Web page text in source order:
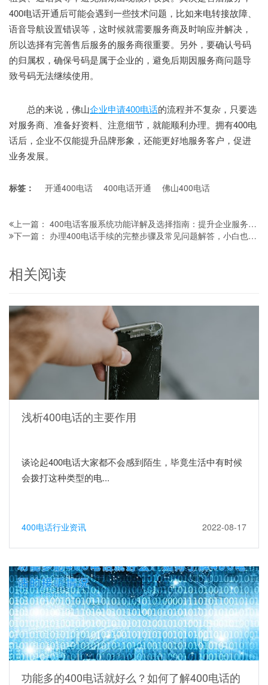
400电话开通后可能会遇到一些技术问题，比如来电转接故障、
语音导航设置错误等，这时候就需要服务商及时响应并解决，
所以选择有完善售后服务的服务商很重要。另外，要确认号码
的归属权，确保号码是属于企业的，避免后期因服务商问题导
致号码无法继续使用。
总的来说，佛山企业申请400电话的流程并不复杂，只要选
对服务商、准备好资料、注意细节，就能顺利办理。拥有400电
话后，企业不仅能提升品牌形象，还能更好地服务客户，促进
业务发展。
标签： 开通400电话 400电话开通 佛山400电话
上一篇： 400电话客服系统功能详解及选择指南：提升企业服务效率的关键工具
下一篇： 办理400电话手续的完整步骤及常见问题解答，小白也能轻松搞定！
相关阅读
浅析400电话的主要作用
谈论起400电话大家都不会感到陌生，毕竟生活中有时候
会拨打这种类型的电...
400电话行业资讯 2022-08-17
功能多的400电话就好么？如何了解400电话的